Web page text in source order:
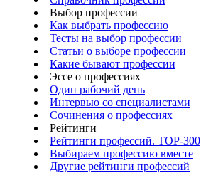
Выбор профессии
Как выбрать профессию
Тесты на выбор профессии
Статьи о выборе профессии
Какие бывают профессии
Эссе о профессиях
Один рабочий день
Интервью со специалистами
Сочинения о профессиях
Рейтинги
Рейтинги профессий. TOP-300
Выбираем профессию вместе
Другие рейтинги профессий